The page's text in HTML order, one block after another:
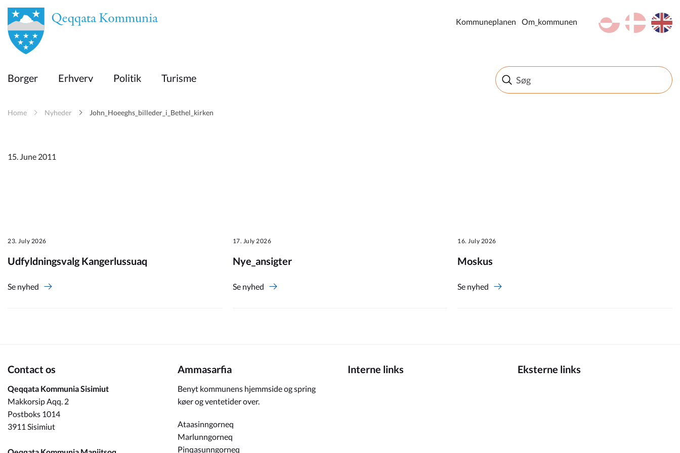
en
Borger
Erhverv
Turisme
Om_kommunen
en
da
kl-GL
Kommuneplanen Om_kommunen
Borger Erhverv Politik Turisme
Home Nyheder John_Hoeeghs_billeder_i_Bethel_kirken
15. June 2011
23. July 2026
Udfyldningsvalg Kangerlussuaq
Se nyhed
17. July 2026
Nye_ansigter
Se nyhed
16. July 2026
Moskus
Se nyhed
Contact os
Qeqqata Kommunia Sisimiut
Makkorsip Aqq. 2
Postboks 1014
3911 Sisimiut
Ammasarfia
Benyt kommunens hjemmside og spring
køer og ventetider over.
Ataasinngorneq
Marlunngorneq
Pinqasunngorneq
Interne links Eksterne links